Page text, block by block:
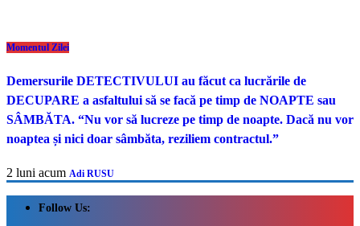
Momentul Zilei
Demersurile DETECTIVULUI au făcut ca lucrările de
DECUPARE a asfaltului să se facă pe timp de NOAPTE sau
SÂMBĂTA. “Nu vor să lucreze pe timp de noapte. Dacă nu vor
noaptea și nici doar sâmbăta, reziliem contractul.”
2 luni acum Adi RUSU
Follow Us: